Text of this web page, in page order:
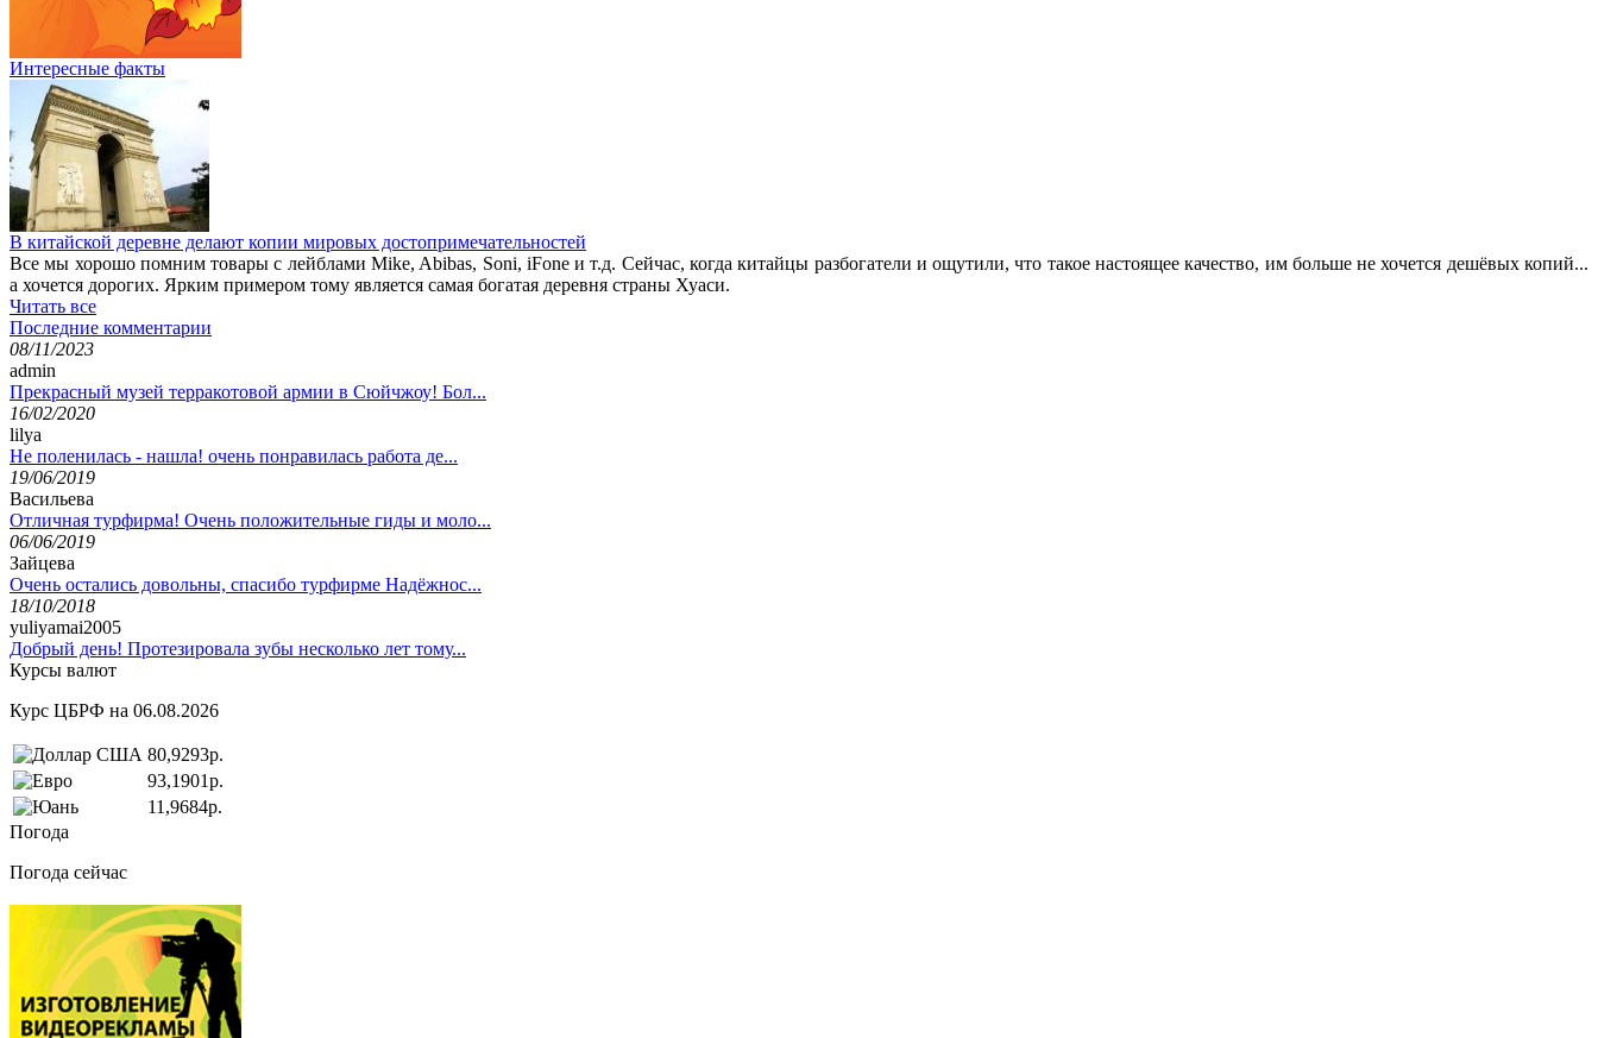
Интересные факты
В китайской деревне делают копии мировых достопримечательностей
Все мы хорошо помним товары с лейблами Mike, Abibas, Soni, iFone и т.д. Сейчас, когда китайцы разбогатели и ощутили, что такое настоящее качество, им больше не хочется дешёвых копий...
а хочется дорогих. Ярким примером тому является самая богатая деревня страны Хуаси.
Читать все
Последние комментарии
08/11/2023
admin
Прекрасный музей терракотовой армии в Сюйчжоу! Бол...
16/02/2020
lilya
Не поленилась - нашла! очень понравилась работа де...
19/06/2019
Васильева
Отличная турфирма! Очень положительные гиды и моло...
06/06/2019
Зайцева
Очень остались довольны, спасибо турфирме Надёжнос...
18/10/2018
yuliyamai2005
Добрый день! Протезировала зубы несколько лет тому...
Курсы валют
Курс ЦБРФ на 06.08.2026
80,9293р.
93,1901р.
11,9684р.
Погода
Погода сейчас